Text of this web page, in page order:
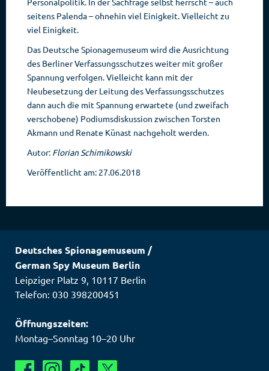
seitens Palenda – ohnehin viel Einigkeit. Vielleicht zu
viel Einigkeit.
Das Deutsche Spionagemuseum wird die Ausrichtung
des Berliner Verfassungsschutzes weiter mit großer
Spannung verfolgen. Vielleicht kann mit der
Neubesetzung der Leitung des Verfassungsschutzes
dann auch die mit Spannung erwartete (und zweifach
verschobene) Podiumsdiskussion zwischen Torsten
Akmann und Renate Künast nachgeholt werden.
Autor: Florian Schimikowski
Veröffentlicht am: 27.06.2018
Deutsches Spionagemuseum /
German Spy Museum Berlin
Leipziger Platz 9, 10117 Berlin
Telefon: 030 398200451
Öffnungszeiten:
Montag–Sonntag 10–20 Uhr